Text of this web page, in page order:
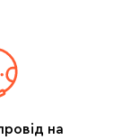
на